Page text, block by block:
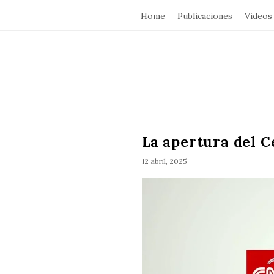
Home Publicaciones Videos
La apertura del
12 abril, 2025